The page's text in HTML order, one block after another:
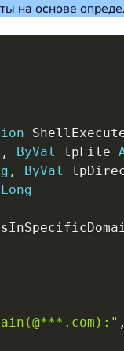
на основе
, ByVal lpFile
, ByVal
Long
,